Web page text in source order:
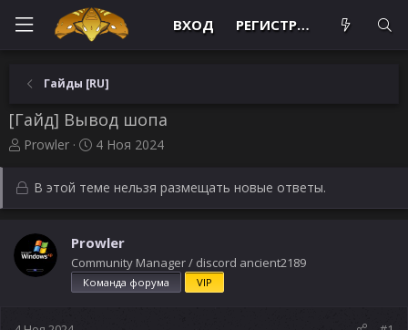
ВХОД РЕГИСТРАЦИЯ
Гайды [RU]
[Гайд] Вывод шопа
А
т
о
р
т
е
м
ы
Prowler
Д
а
н
ч
а
л
4 Ноя 2024
В этой теме нельзя размещать новые ответы.
Prowler
Community Manager / discord ancient2189
Команда форума VIP